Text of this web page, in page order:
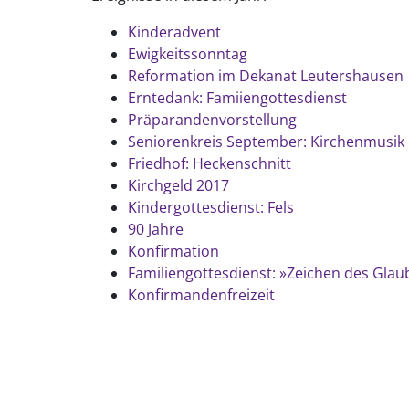
Kinderadvent
Ewigkeitssonntag
Reformation im Dekanat Leutershausen
Erntedank: Famiiengottesdienst
Präparandenvorstellung
Seniorenkreis September: Kirchenmusik
Friedhof: Heckenschnitt
Kirchgeld 2017
Kindergottesdienst: Fels
90 Jahre
Konfirmation
Familiengottesdienst: »Zeichen des
Konfirmandenfreizeit